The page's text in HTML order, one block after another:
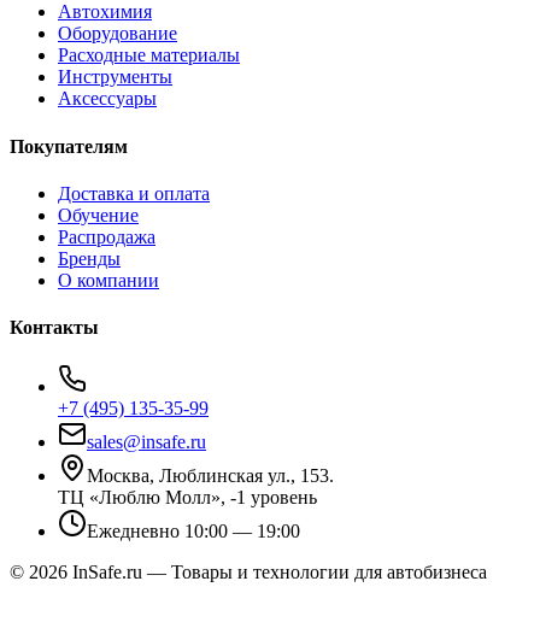
Автохимия
Оборудование
Расходные материалы
Инструменты
Аксессуары
Покупателям
Доставка и оплата
Обучение
Распродажа
Бренды
О компании
Контакты
+7 (495) 135-35-99
sales@insafe.ru
Москва, Люблинская ул., 153.
ТЦ «Люблю Молл», -1 уровень
Ежедневно 10:00 — 19:00
© 2026 InSafe.ru — Товары и технологии для автобизнеса